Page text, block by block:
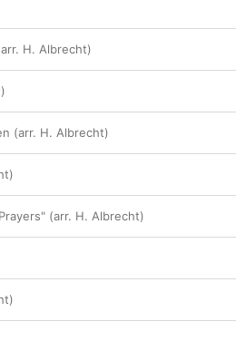
H. Albrecht)
(arr. H. Albrecht)
(arr. H. Albrecht)